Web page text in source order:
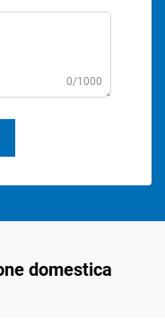
0/1000
domestica